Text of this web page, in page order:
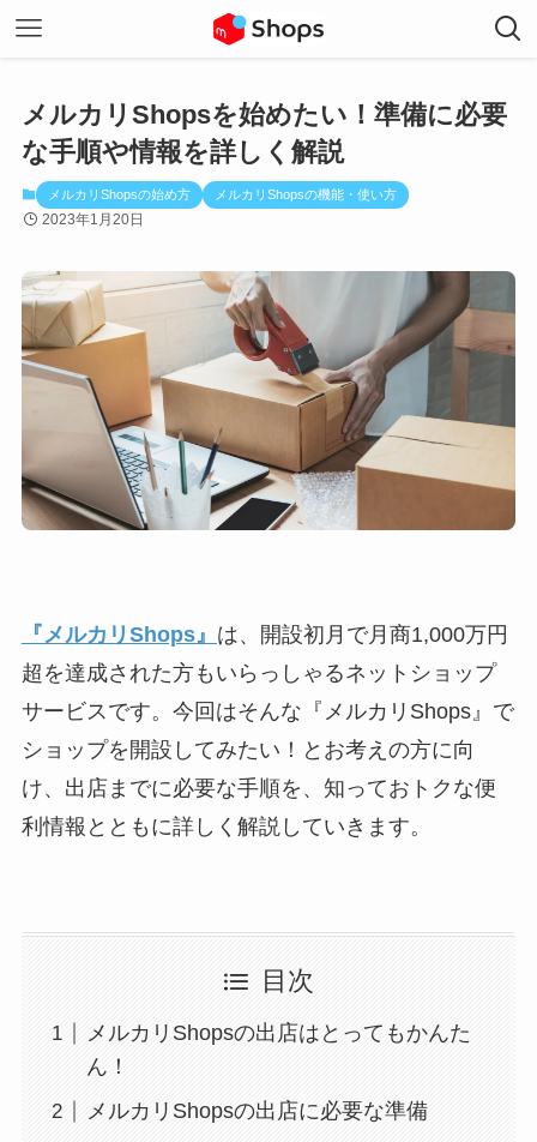
メルカリShopsを始めたい！準備に必要
な手順や情報を詳しく解説
メルカリShopsの始め方 メルカリShopsの機能・使い方
2023年1月20日
『メルカリShops』 は、開設初月で月商1,000万円
超を達成された方もいらっしゃるネットショップ
サービスです。今回はそんな『メルカリShops』で
ショップを開設してみたい！とお考えの方に向
け、出店までに必要な手順を、知っておトクな便
利情報とともに詳しく解説していきます。
目次
メルカリShopsの出店はとってもかんた
ん！
メルカリShopsの出店に必要な準備